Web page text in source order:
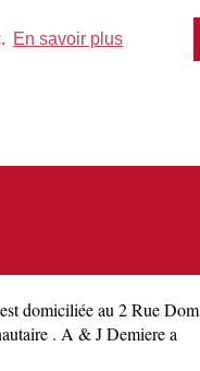
En savoir plus
est domiciliée au 2 Rue Dom
. A & J Demiere a